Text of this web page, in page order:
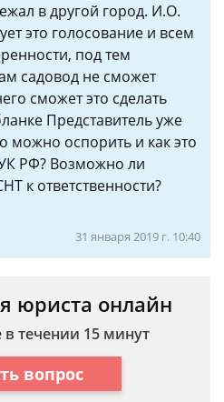
в другой город. И.О.
это голосование и всем
под тем
садовод не сможет
сможет это сделать
Представитель уже
можно оспорить и как это
РФ? Возможно ли
к ответственности?
31 января 2019 г. 10:40
юриста онлайн
в течении 15 минут
вопрос